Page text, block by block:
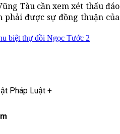
Tàu cần xem xét thấu đáo
phải được sự đồng thuận của
biệt thự đồi Ngọc Tước 2
Pháp Luật +